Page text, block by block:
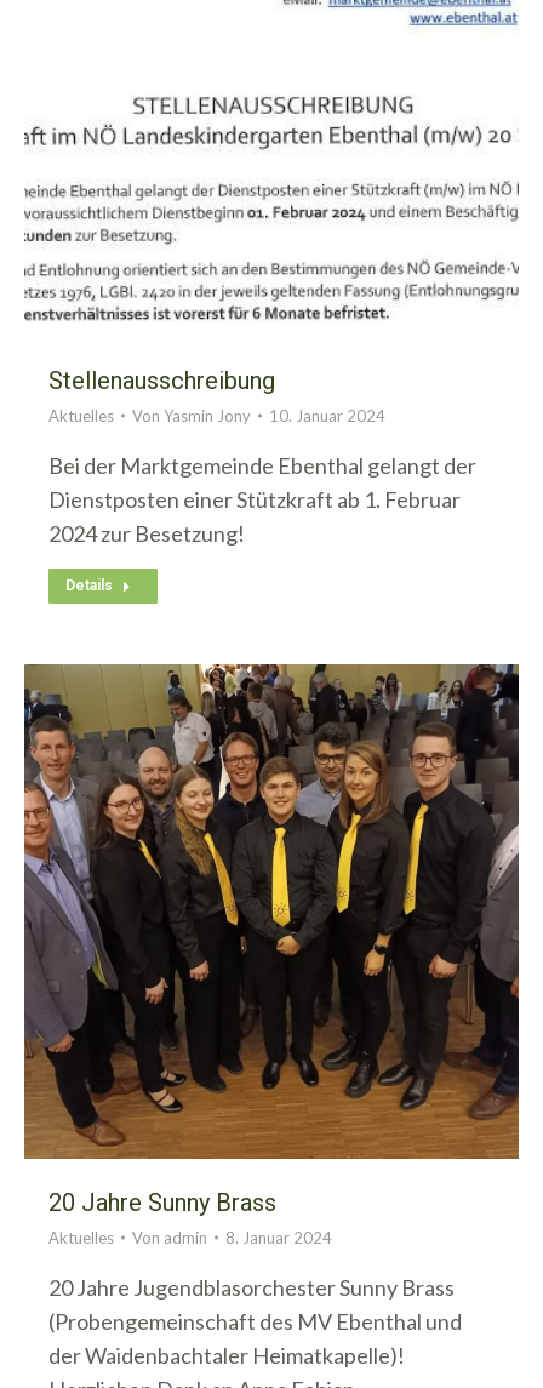
Stellenausschreibung
Aktuelles Von Yasmin Jony 10. Januar 2024
Bei der Marktgemeinde Ebenthal gelangt der
Dienstposten einer Stützkraft ab 1. Februar
2024 zur Besetzung!
Details
20 Jahre Sunny Brass
Aktuelles Von admin 8. Januar 2024
20 Jahre Jugendblasorchester Sunny Brass
(Probengemeinschaft des MV Ebenthal und
der Waidenbachtaler Heimatkapelle)!